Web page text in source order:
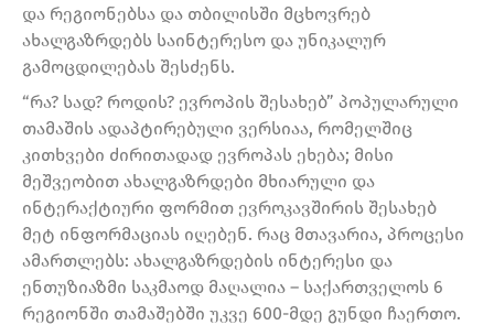
და რეგიონებსა და თბილისში მცხოვრებ
ახალგაზრდებს საინტერესო და უნიკალურ
გამოცდილებას შესძენს.
“რა? სად? როდის? ევროპის შესახებ” პოპულარული
თამაშის ადაპტირებული ვერსიაა, რომელშიც
კითხვები ძირითადად ევროპას ეხება; მისი
მეშვეობით ახალგაზრდები მხიარული და
ინტერაქტიური ფორმით ევროკავშირის შესახებ
მეტ ინფორმაციას იღებენ. რაც მთავარია, პროცესი
ამართლებს: ახალგაზრდების ინტერესი და
ენთუზიაზმი საკმაოდ მაღალია – საქართველოს 6
რეგიონში თამაშებში უკვე 600-მდე გუნდი ჩაერთო.